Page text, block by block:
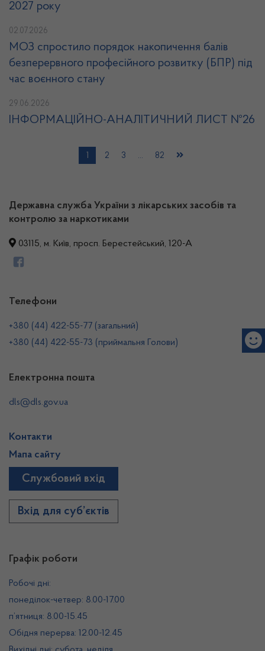
2027 року
02.07.2026
МОЗ спростило порядок накопичення балів
безперервного професійного розвитку (БПР) під
час воєнного стану
29.06.2026
ІНФОРМАЦІЙНО-АНАЛІТИЧНИЙ ЛИСТ №26
2 3 … 82
Державна служба України з лікарських засобів та
контролю за наркотиками
03115, м. Київ, просп. Берестейський, 120-А
Графік роботи
Робочі дні:
понеділок-четвер: 8.00-17.00
п’ятниця: 8.00-15.45
Обідня перерва: 12.00-12.45
Телефони
+380 (44) 422-55-77 (загальний)
+380 (44) 422-55-73 (приймальня Голови)
Електронна пошта
dls@dls.gov.ua
Контакти
Мапа сайту
Службовий вхід
Вхід для суб’єктів